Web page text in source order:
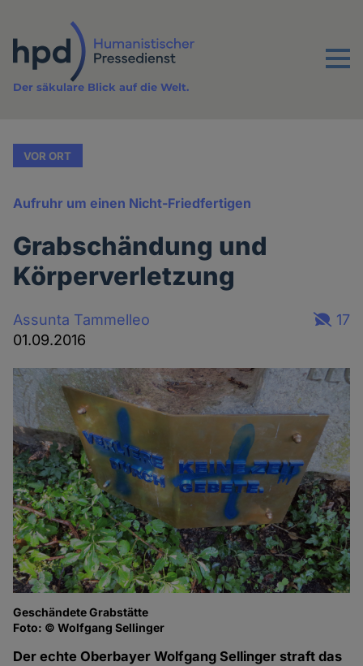
Inhalt
Menu
Der säkulare Blick auf die Welt.
VOR ORT
Aufruhr um einen Nicht-Friedfertigen
Grabschändung und
Körperverletzung
Assunta Tammelleo
01.09.2016
17
Geschändete Grabstätte
Foto: © Wolfgang Sellinger
Der echte Oberbayer Wolfgang Sellinger straft das